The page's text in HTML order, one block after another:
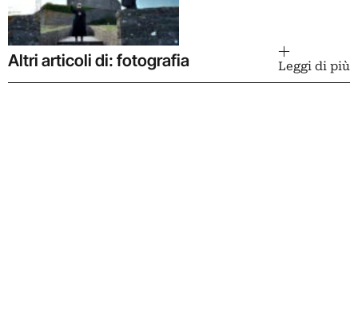
Altri articoli di: fotografia Leggi di più